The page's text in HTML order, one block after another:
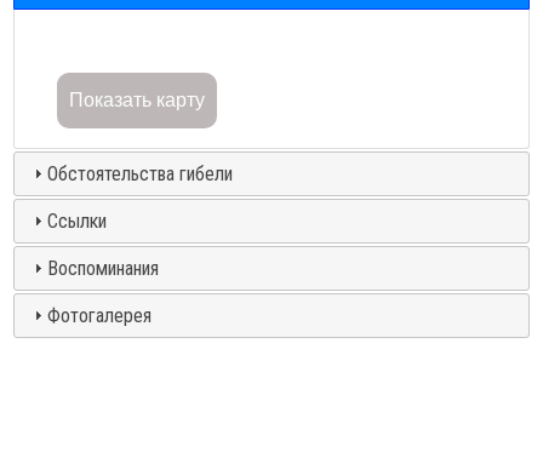
Показать карту
Обстоятельства гибели
Ссылки
Воспоминания
Фотогалерея